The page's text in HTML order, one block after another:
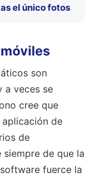
el único fotos
son
a veces se
cree que
de
de
de que la
fuerce la